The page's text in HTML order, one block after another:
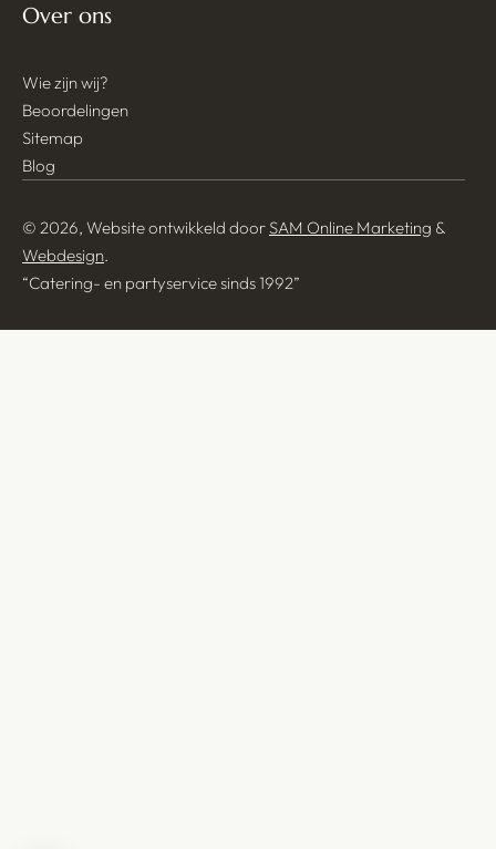
Over ons
Wie zijn wij?
Beoordelingen
Sitemap
Blog
© 2026, Website ontwikkeld doorSAM Online Marketing &
Webdesign.
“Catering- en partyservice sinds 1992”